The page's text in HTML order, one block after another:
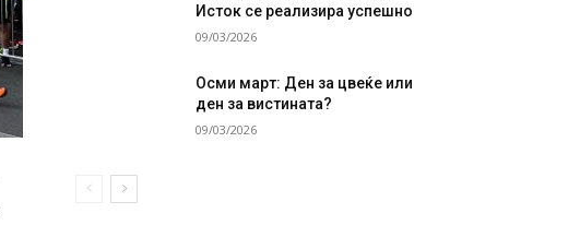
Исток се реализира успешно
09/03/2026
Осми март: Ден за цвеќе или
ден за вистината?
09/03/2026